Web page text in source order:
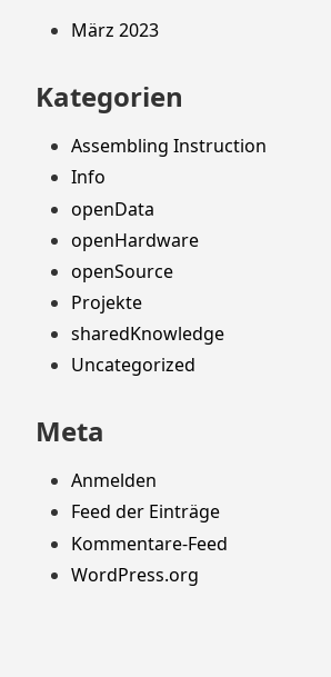
März 2023
Kategorien
Assembling Instruction
Info
openData
openHardware
openSource
Projekte
sharedKnowledge
Uncategorized
Meta
Anmelden
Feed der Einträge
Kommentare-Feed
WordPress.org